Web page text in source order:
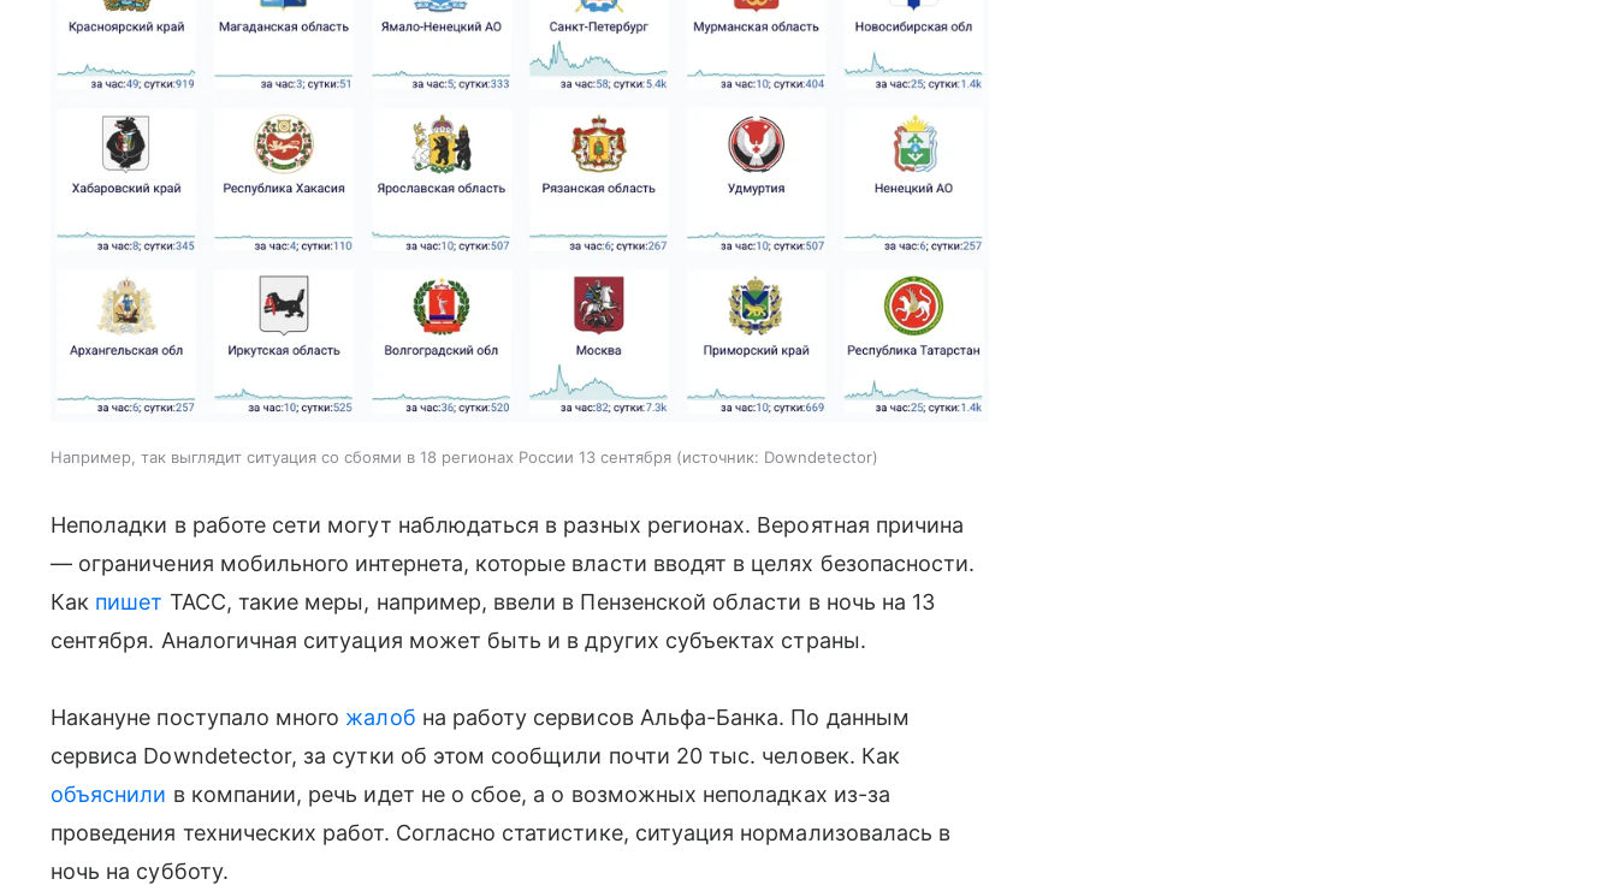
Например, так выглядит ситуация со сбоями в 18 регионах России 13 сентября источник: Downdetector
Неполадки в работе сети могут наблюдаться в разных регионах. Вероятная причина
— ограничения мобильного интернета, которые власти вводят в целях безопасности.
Как пишет ТАСС, такие меры, например, ввели в Пензенской области в ночь на 13
сентября. Аналогичная ситуация может быть и в других субъектах страны.
Накануне поступало много жалоб на работу сервисов Альфа-Банка. По данным
сервиса Downdetector, за сутки об этом сообщили почти 20 тыс. человек. Как
объяснили в компании, речь идет не о сбое, а о возможных неполадках из-за
проведения технических работ. Согласно статистике, ситуация нормализовалась в
ночь на субботу.